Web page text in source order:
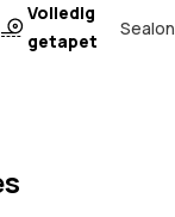
Volledig
getapet
Sealon